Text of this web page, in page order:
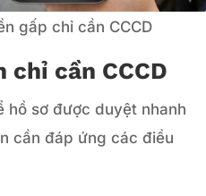
gấp chỉ cần CCCD
cần CCCD
hồ sơ được duyệt nhanh
cần đáp ứng các điều